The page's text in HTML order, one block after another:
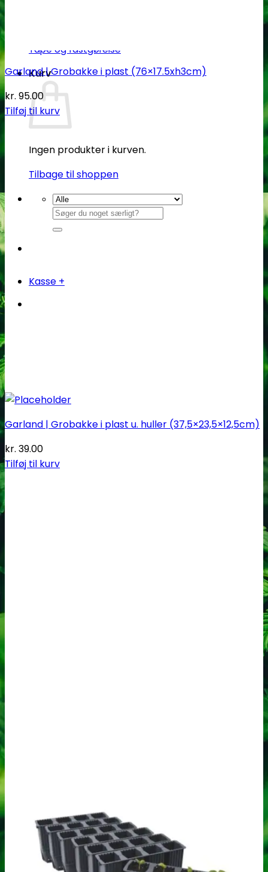
Tape og fastgørelse
Kurv
Ingen produkter i kurven.
Tilbage til shoppen
Søg
efter:
Kasse +
Garland | Grobakke i plast (76×17.5xh3cm)
kr. 95.00
Tilføj til kurv
Garland | Grobakke i plast u. huller (37,5×23,5×12,5cm)
kr. 39.00
Tilføj til kurv